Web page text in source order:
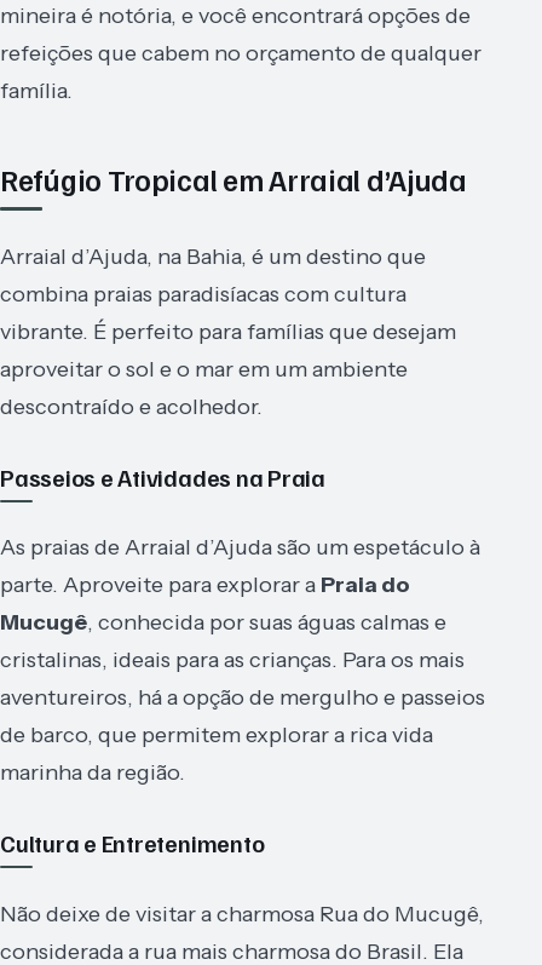
mineira é notória, e você encontrará opções de
refeições que cabem no orçamento de qualquer
família.
Refúgio Tropical em Arraial d’Ajuda
Arraial d’Ajuda, na Bahia, é um destino que
combina praias paradisíacas com cultura
vibrante. É perfeito para famílias que desejam
aproveitar o sol e o mar em um ambiente
descontraído e acolhedor.
Passeios e Atividades na Praia
As praias de Arraial d’Ajuda são um espetáculo à
parte. Aproveite para explorar a Praia do
Mucugê, conhecida por suas águas calmas e
cristalinas, ideais para as crianças. Para os mais
aventureiros, há a opção de mergulho e passeios
de barco, que permitem explorar a rica vida
marinha da região.
Cultura e Entretenimento
Não deixe de visitar a charmosa Rua do Mucugê,
considerada a rua mais charmosa do Brasil. Ela